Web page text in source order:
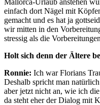
einfach dort Nägel mit
gemacht und es hat ja
wir mitten in den
stressig als die
Holt sich denn der Ältere
Ronnie: Ich war Florians
Deshalb spricht man
aber jetzt nicht an, wie ich
da steht eher der Dialog mit